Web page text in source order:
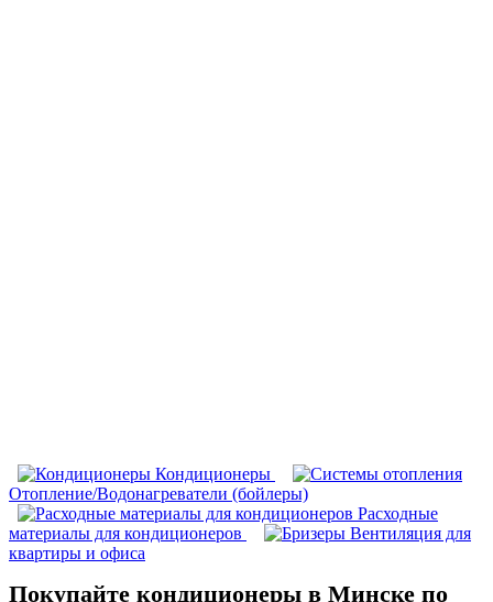
Кондиционеры
Отопление/Водонагреватели (бойлеры)
Расходные
материалы для кондиционеров
Вентиляция для
квартиры и офиса
Покупайте кондиционеры в Минске по